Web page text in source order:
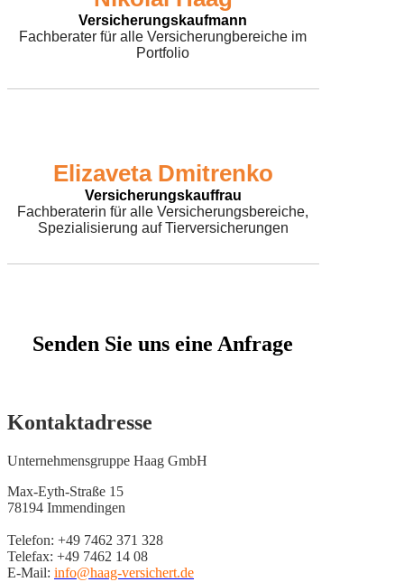
Versicherungskaufmann
Fachberater für alle Versicherungbereiche im
Portfolio
Elizaveta Dmitrenko
Versicherungskauffrau
Fachberaterin für alle Versicherungsbereiche,
Spezialisierung auf Tierversicherungen
Senden Sie uns eine Anfrage
Kontaktadresse
Unternehmensgruppe Haag GmbH
Max-Eyth-Straße 15
78194 Immendingen
Telefon: +49 7462 371 328
Telefax: +49 7462 14 08
E-Mail: info@haag-versichert.de